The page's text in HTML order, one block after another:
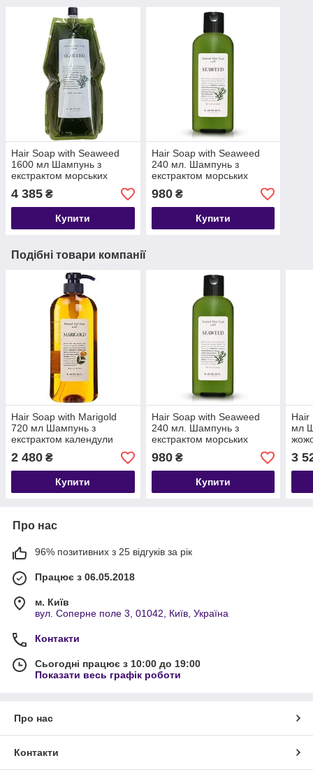
Hair Soap with Seaweed
1600 мл Шампунь з
екстрактом морських
водоростей
4 385 ₴
Купити
Hair Soap with Seaweed
240 мл. Шампунь з
екстрактом морських
водоростей
980₴
Купити
Подібні товари компанії
Hair Soap with Marigold
720 мл Шампунь з
екстрактом календули
2 480 ₴
Купити
Hair Soap with Seaweed
240 мл. Шампунь з
екстрактом морських
980₴
Купити
Hair
мл
3
Про нас
96% позитивних з 25 відгуків за рік
Працює з 06.05.2018
м. Київ
вул. Соперне поле 3, 01042, Київ, Україна
Контакти
Сьогодні працює з 10:00 до 19:00
Показати весь графік роботи
Про нас
Контакти